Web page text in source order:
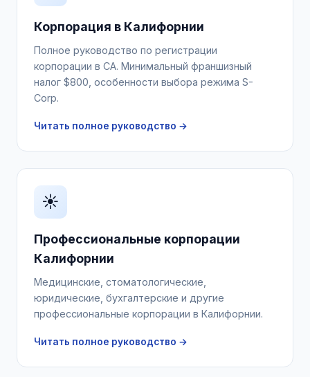
Корпорация в Калифорнии
Полное руководство по регистрации
корпорации в CA. Минимальный франшизный
налог $800, особенности выбора режима S-
Corp.
Читать полное руководство →
☀️
Профессиональные корпорации
Калифорнии
Медицинские, стоматологические,
юридические, бухгалтерские и другие
профессиональные корпорации в Калифорнии.
Читать полное руководство →